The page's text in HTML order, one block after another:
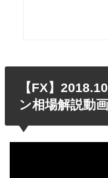
【FX】
ン相場解説動画